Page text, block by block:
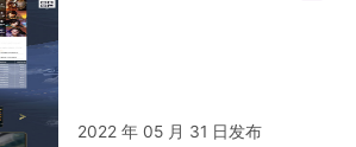
2022 年 05 月 31 日发布